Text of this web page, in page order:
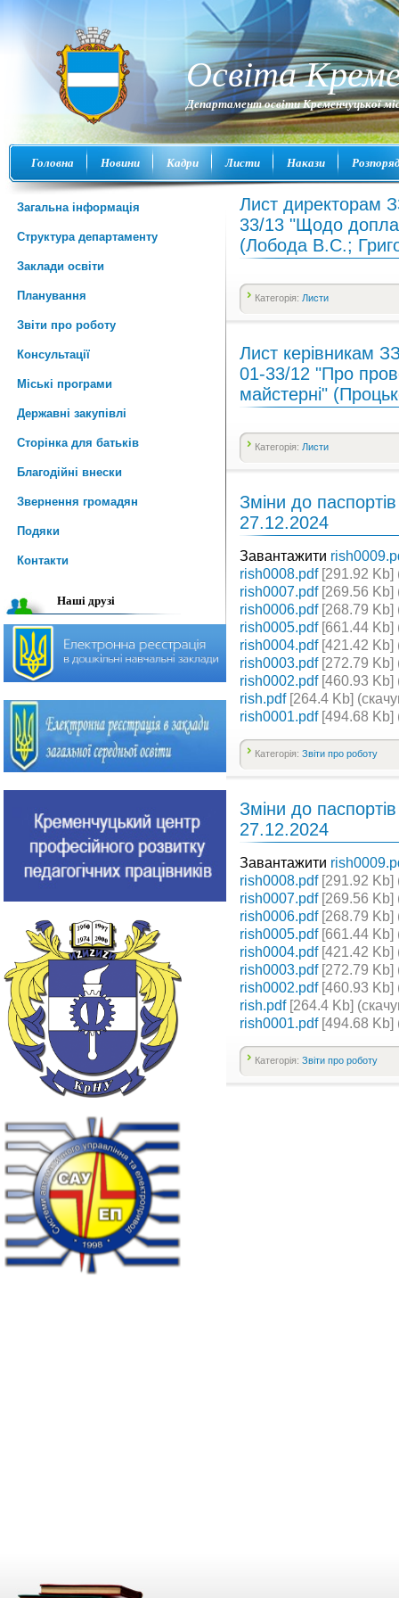
Освіта
Департамент освіти Кременчуцької
Головна Новини Кадри Листи Накази
Загальна інформація
Структура департаменту
Заклади освіти
Планування
Звіти про роботу
Консультації
Міські програми
Державні закупівлі
Сторінка для батьків
Благодійні внески
Звернення громадян
Подяки
Контакти
Наші друзі
Лист директорам
33/13 "Щодо
(Лобода В.С.;
Категорія: Листи
Лист керівникам
01-33/12 "Про
майстерні"
Категорія: Листи
Зміни до
27.12.2024
Завантажити
rish0008.pdf[291.92 Kb]
rish0007.pdf[269.56 Kb]
rish0006.pdf[268.79 Kb]
rish0005.pdf[661.44 Kb]
rish0004.pdf[421.42 Kb]
rish0003.pdf[272.79 Kb]
rish0002.pdf[460.93 Kb]
rish.pdf[264.4 Kb]
rish0001.pdf[494.68 Kb]
Категорія: Звіти про роботу
Зміни до
27.12.2024
Завантажити
rish0008.pdf[291.92 Kb]
rish0007.pdf[269.56 Kb]
rish0006.pdf[268.79 Kb]
rish0005.pdf[661.44 Kb]
rish0004.pdf[421.42 Kb]
rish0003.pdf[272.79 Kb]
rish0002.pdf[460.93 Kb]
rish.pdf[264.4 Kb]
rish0001.pdf[494.68 Kb]
Категорія: Звіти про роботу